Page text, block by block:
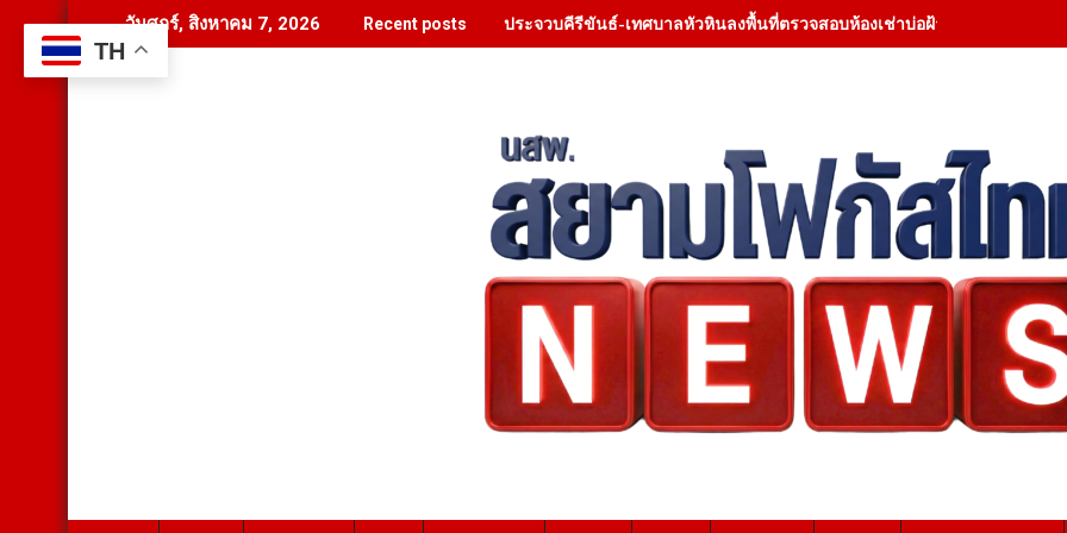
to
content
วันศุกร์, สิงหาคม 7, 2026 Recent posts ลำปาง-มทบ.32/ศอ.จอส.พระราชทาน มทบ.32 ลงพื้นที่เยี่ยมให้กำลังใจผู้ป่วยใ
TH